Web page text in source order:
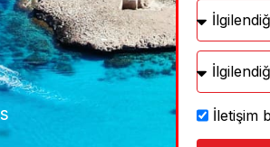
İletişim